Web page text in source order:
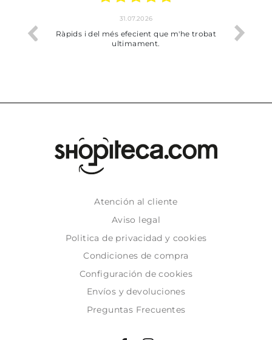
i del més efecient que m'he trobat
Bien pero soy de
dejado recoger
Atención al cliente
Aviso legal
Politica de privacidad y cookies
Condiciones de compra
Configuración de cookies
Envíos y devoluciones
Preguntas Frecuentes